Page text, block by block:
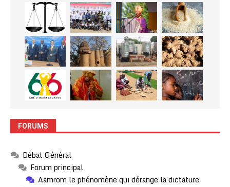
FORUMS
Débat Général
Forum principal
Aamrom le phénomène qui dérange la dictature